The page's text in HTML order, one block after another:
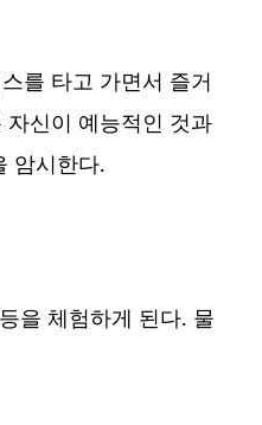
를 타고 가면서 즐거
신이 예능적인 것과
암시한다.
을 체험하게 된다. 물